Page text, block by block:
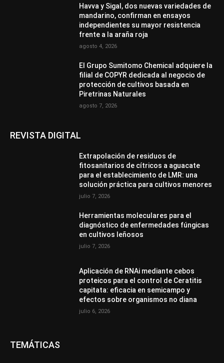
Havva y Sigal, dos nuevas variedades de
mandarino, confirman en ensayos
independientes su mayor resistencia
frente a la araña roja
agosto 4, 2026
El Grupo Sumitomo Chemical adquiere la
filial de COPYR dedicada al negocio de
protección de cultivos basada en
Piretrinas Naturales
agosto 7, 2026
REVISTA DIGITAL
Extrapolación de residuos de
fitosanitarios de cítricos a aguacate
para el establecimiento de LMR: una
solución práctica para cultivos menores
julio 7, 2026
Herramientas moleculares para el
diagnóstico de enfermedades fúngicas
en cultivos leñosos
julio 7, 2026
Aplicación de RNAi mediante cebos
proteicos para el control de Ceratitis
capitata: eficacia en semicampo y
efectos sobre organismos no diana
julio 6, 2026
TEMÁTICAS